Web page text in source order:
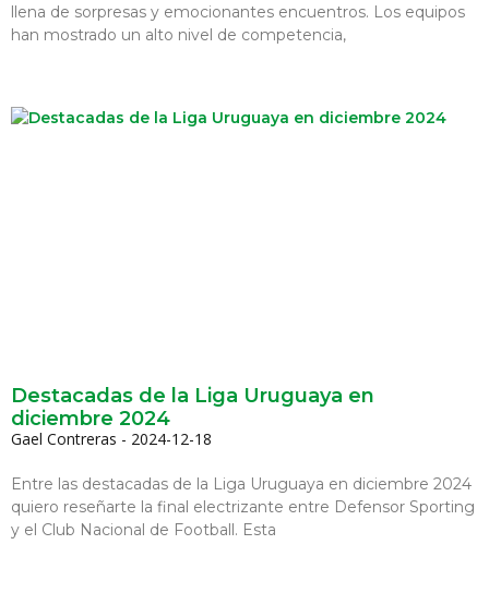
llena de sorpresas y emocionantes encuentros. Los equipos
han mostrado un alto nivel de competencia,
Destacadas de la Liga Uruguaya en
diciembre 2024
Gael Contreras 2024-12-18
Entre las destacadas de la Liga Uruguaya en diciembre 2024
quiero reseñarte la final electrizante entre Defensor Sporting
y el Club Nacional de Football. Esta